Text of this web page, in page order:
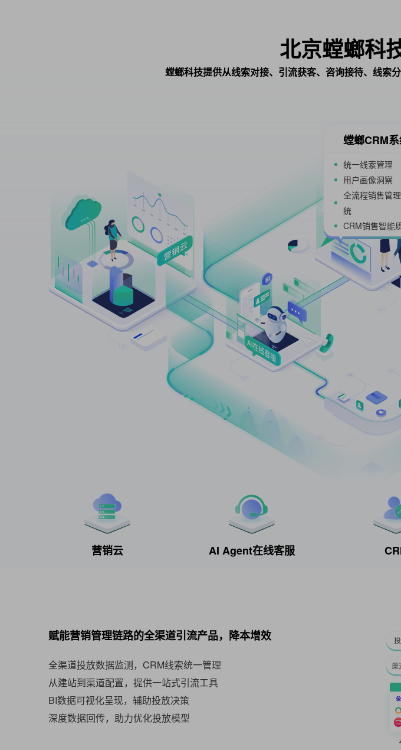
北京螳螂科
螳螂科技提供从线索对接、引流获客、咨询接待、线索
营销云 AI Agent在线客服
赋能营销管理链路的全渠道引流产品，降本增效
全渠道投放数据监测，CRM线索统一管理
从建站到渠道配置，提供一站式引流工具
BI数据可视化呈现，辅助投放决策
深度数据回传，助力优化投放模型